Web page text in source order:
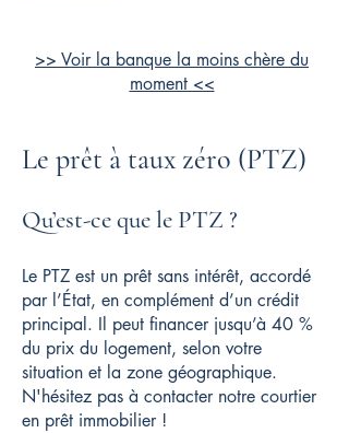
>> Voir la banque la moins chère du
moment <<
Le prêt à taux zéro (PTZ)
Qu’est-ce que le PTZ ?
Le PTZ est un prêt sans intérêt, accordé
par l’État, en complément d’un crédit
principal. Il peut financer jusqu’à 40 %
du prix du logement, selon votre
situation et la zone géographique.
N'hésitez pas à contacter notre courtier
en prêt immobilier !